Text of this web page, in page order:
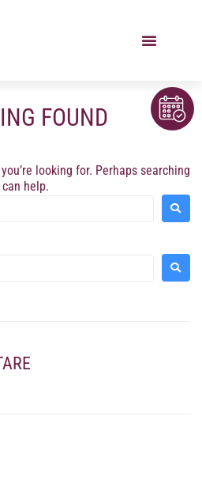
FOUND
looking for. Perhaps searching
can help.